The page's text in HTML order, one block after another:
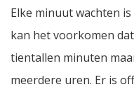
Elke minuut wachten
kan het voorkomen
tientallen minuten
meerdere uren. Er is